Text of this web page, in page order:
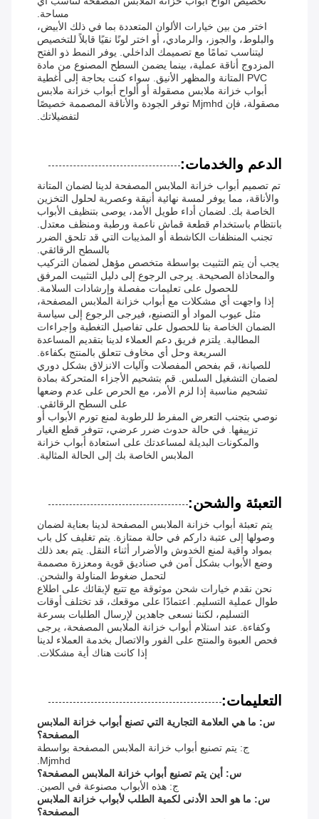
مساحة.
اختر من بين خيارات الألوان المتعددة بما في ذلك الأبيض،
والبلوط، والجوز، والرمادي، أو اختر لونًا نقيًا قابلاً للتخصيص
ليتناسب تمامًا مع تصميمك الداخلي. يوفر النمط ذو الفتح
المزدوج أناقة عملية، بينما يضمن السطح المصنوع من مادة
PVC المتانة والمظهر الأنيق. سواء كنت بحاجة إلى أغطية
أبواب خزانة ملابس مصقولة أو ألواح أبواب خزانة ملابس
مصقولة، فإن Mjmhd توفر الجودة والأناقة المصممة خصيصًا
لتفضيلاتك.
الدعم والخدمات:
تم تصميم أبواب خزانة الملابس المصفحة لدينا لضمان المتانة
والأناقة، مما يوفر لمسة نهائية أنيقة وعصرية لحلول التخزين
الخاصة بك. لضمان أداء طويل الأمد، يوصى بتنظيف الأبواب
بانتظام باستخدام قطعة قماش ناعمة ورطبة ومنظف معتدل.
تجنب المنظفات الكاشطة أو المذيبات التي قد تلحق الضرر
بالسطح الرقائقي.
يجب أن يتم التثبيت بواسطة متخصص مؤهل لضمان التركيب
والمحاذاة الصحيحة. يرجى الرجوع إلى دليل التثبيت المرفق
للحصول على تعليمات مفصلة وإرشادات السلامة.
إذا واجهت أي مشكلات مع أبواب خزانة الملابس المصفحة،
مثل عيوب المواد أو التصنيع، فيرجى الرجوع إلى سياسة
الضمان الخاصة بنا للحصول على تفاصيل التغطية وإجراءات
المطالبة. يلتزم فريق دعم العملاء لدينا بتقديم المساعدة
السريعة وحل أي مخاوف تتعلق بالمنتج بكفاءة.
للصيانة، قم بفحص المفصلات وآليات الانزلاق بشكل دوري
لضمان التشغيل السلس. قم بتشحيم الأجزاء المتحركة بمادة
تشحيم مناسبة إذا لزم الأمر، مع الحرص على عدم وضعها
على السطح الرقائقي.
نوصي بتجنب التعرض المفرط للرطوبة لمنع تورم الأبواب أو
تزييفها. في حالة حدوث ضرر عرضي، تتوفر قطع الغيار
والمكونات البديلة لمساعدتك على استعادة أبواب خزانة
الملابس الخاصة بك إلى الحالة المثالية.
التعبئة والشحن:
يتم تعبئة أبواب خزانة الملابس المصفحة لدينا بعناية لضمان
وصولها إلى عتبة داركم في حالة ممتازة. يتم تغليف كل باب
بمواد واقية لمنع الخدوش والأضرار أثناء النقل. يتم بعد ذلك
وضع الأبواب بشكل آمن في صناديق قوية ومعززة مصممة
لتحمل ضغوط المناولة والشحن.
نحن نقدم خيارات شحن موثوقة مع تتبع لإبقائك على اطلاع
طوال عملية التسليم. اعتمادًا على موقعك، قد تختلف أوقات
التسليم، لكننا نسعى جاهدين لإرسال الطلبات بسرعة
وكفاءة. عند استلام أبواب خزانة الملابس المصفحة، يرجى
فحص العبوة والمنتج على الفور والاتصال بخدمة العملاء لدينا
إذا كانت هناك أية مشكلات.
التعليمات:
س: ما هي العلامة التجارية التي تصنع أبواب خزانة الملابس
المصفحة؟
ج: يتم تصنيع أبواب خزانة الملابس المصفحة بواسطة
Mjmhd.
س: أين يتم تصنيع أبواب خزانة الملابس المصفحة؟
ج: هذه الأبواب مصنوعة في الصين.
س: ما هو الحد الأدنى لكمية الطلب لأبواب خزانة الملابس
المصفحة؟